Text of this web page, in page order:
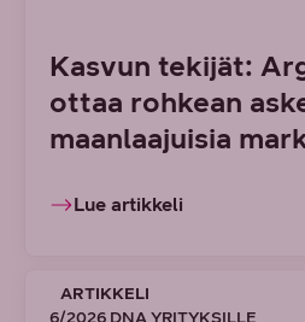
Kasvun tekijät:
ottaa rohkean
maanlaajuisia
Lue artikkeli
ARTIKKELI
6/2026 DNA YRITYKSILLE